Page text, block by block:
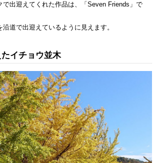
で出迎えてくれた作品は、「Seven Friends」で
道で出迎えているように見えます。
イチョウ並木